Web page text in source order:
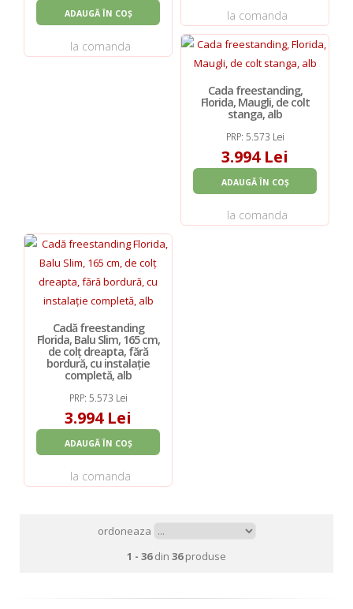
ADAUGĂ ÎN COȘ
la comanda
la comanda
Cada freestanding,
Florida, Maugli, de colt
stanga, alb
PRP: 5.573 Lei
3.994 Lei
ADAUGĂ ÎN COȘ
la comanda
Cadă freestanding
Florida, Balu Slim, 165 cm,
de colț dreapta, fără
bordură, cu instalație
completă, alb
PRP: 5.573 Lei
3.994 Lei
ADAUGĂ ÎN COȘ
la comanda
ordoneaza
1 - 36din 36produse